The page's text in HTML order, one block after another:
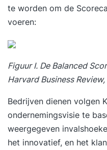
te worden om de
voeren:
Figuur I. De Balanced
Harvard Business
Bedrijven dienen volgen
ondernemingsvisie te
weergegeven
het innovatief, en het